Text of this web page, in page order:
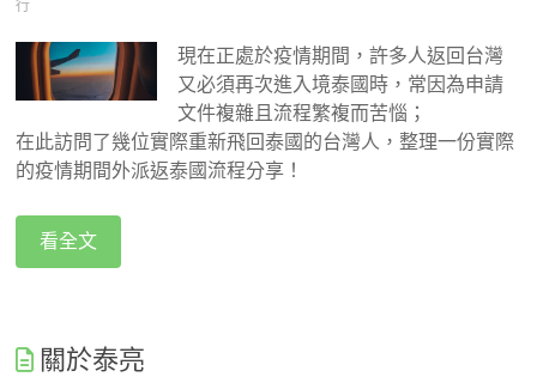
行
現在正處於疫情期間，許多人返回台灣
又必須再次進入境泰國時，常因為申請
文件複雜且流程繁複而苦惱；
在此訪問了幾位實際重新飛回泰國的台灣人，整理一份實際
的疫情期間外派返泰國流程分享！
看全文
關於泰亮